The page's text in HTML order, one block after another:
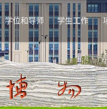
管理
论文
管理
流程
学位和导师
学位授予
导师工作
学位点管理
学生工作
通知
日常
评奖
学生